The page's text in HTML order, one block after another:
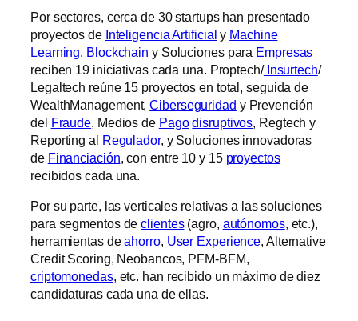
Por sectores, cerca de 30 startups han presentado
proyectos de Inteligencia Artificial y Machine
Learning. Blockchain y Soluciones para Empresas
reciben 19 iniciativas cada una. Proptech/Insurtech/
Legaltech reúne 15 proyectos en total, seguida de
WealthManagement,Ciberseguridad y Prevención
del Fraude, Medios de Pago disruptivos, Regtech y
Reporting al Regulador, y Soluciones innovadoras
de Financiación, con entre 10 y 15 proyectos
recibidos cada una.
Por su parte, las verticales relativas a las soluciones
para segmentos declientes(agro, autónomos, etc.),
herramientas deahorro, User Experience, Alternative
Credit Scoring, Neobancos, PFM-BFM,
criptomonedas, etc. han recibido un máximo de diez
candidaturas cada una de ellas.